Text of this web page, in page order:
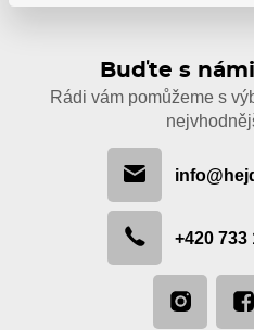
Buďte s
Rádi vám pomůžeme s
+420 733